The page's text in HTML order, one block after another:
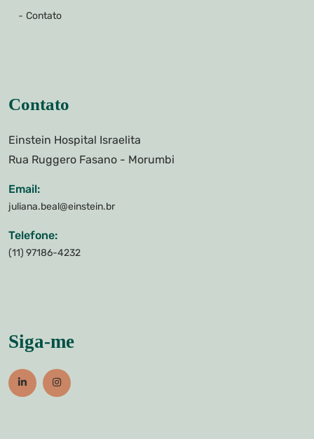
Contato
Contato
Einstein Hospital Israelita
Rua Ruggero Fasano - Morumbi
Email:
juliana.beal@einstein.br
Telefone:
(11) 97186-4232
Siga-me